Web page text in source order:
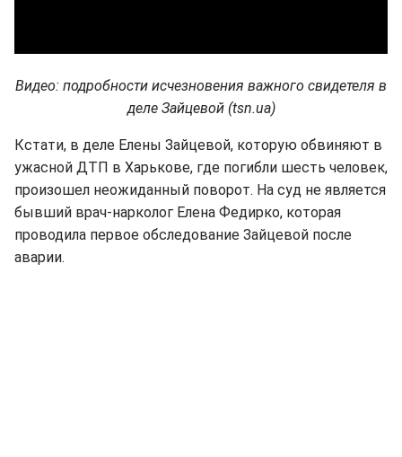
Видео: подробности исчезновения важного свидетеля в
деле Зайцевой (tsn.ua)
Кстати, в деле Елены Зайцевой, которую обвиняют в
ужасной ДТП в Харькове, где погибли шесть человек,
произошел неожиданный поворот. На суд не является
бывший врач-нарколог Елена Федирко, которая
проводила первое обследование Зайцевой после
аварии.